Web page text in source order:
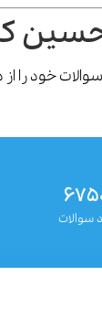
حسین
سوالات خود
سوالات